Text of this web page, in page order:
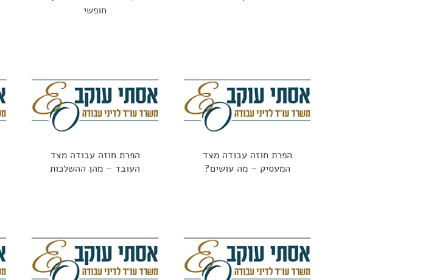
חופשי
הפרת חוזה עבודה מצד
המעסיק – מה עושים?
הפרת חוזה עבודה מצד
העובד – מהן ההשלכות